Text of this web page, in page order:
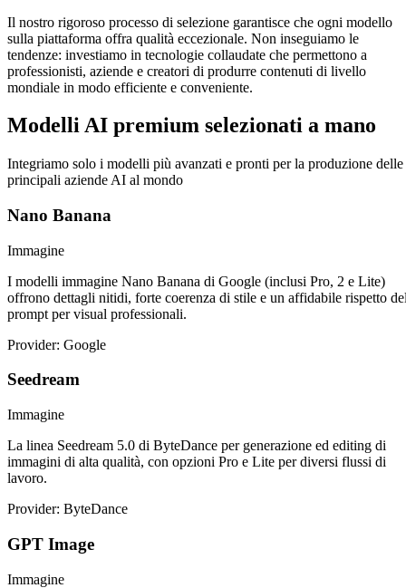
Il nostro rigoroso processo di selezione garantisce che ogni modello
sulla piattaforma offra qualità eccezionale. Non inseguiamo le
tendenze: investiamo in tecnologie collaudate che permettono a
professionisti, aziende e creatori di produrre contenuti di livello
mondiale in modo efficiente e conveniente.
Modelli AI premium selezionati a mano
Integriamo solo i modelli più avanzati e pronti per la produzione delle
principali aziende AI al mondo
Nano Banana
Immagine
I modelli immagine Nano Banana di Google (inclusi Pro, 2 e Lite)
offrono dettagli nitidi, forte coerenza di stile e un affidabile rispetto
prompt per visual professionali.
Provider: Google
Seedream
Immagine
La linea Seedream 5.0 di ByteDance per generazione ed editing di
immagini di alta qualità, con opzioni Pro e Lite per diversi flussi di
lavoro.
Provider: ByteDance
GPT Image
Immagine